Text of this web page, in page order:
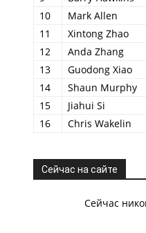
10
Mark Allen
11
Xintong Zhao
12
Anda Zhang
13
Guodong Xiao
14
Shaun Murphy
15
Jiahui Si
16
Chris Wakelin
Сейчас на сайте
Сейчас